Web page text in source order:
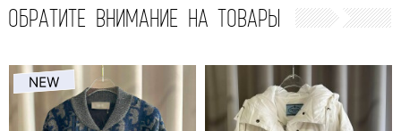
ОБРАТИТЕ ВНИМАНИЕ НА ТОВАРЫ